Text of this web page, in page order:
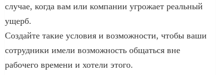
случае, когда вам или компании угрожает реальный
ущерб.
Создайте такие условия и возможности, чтобы ваши
сотрудники имели возможность общаться вне
рабочего времени и хотели этого.